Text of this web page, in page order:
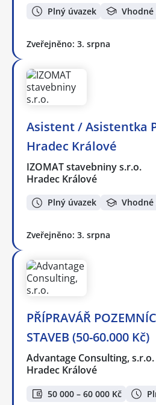
Plný úvazek
Zveřejněno: 3. srpna
Asistent / Asistentka
Hradec Králové
IZOMAT stavebniny s.r.o.
Hradec Králové
Plný úvazek
Zveřejněno: 3. srpna
PŘÍPRAVÁŘ
STAVEB (50-60.000 Kč)
Advantage Consulting, s.r.o.
Hradec Králové
50 000 – 60 000 Kč